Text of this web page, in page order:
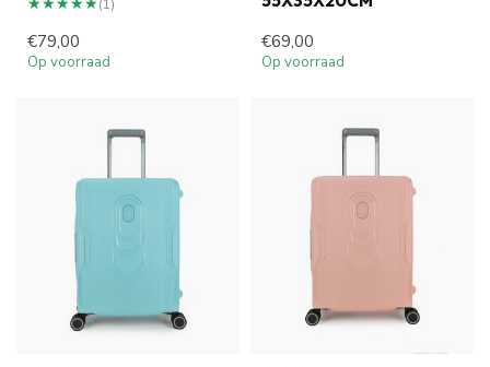
(1)
€79,00
Op voorraad
€69,00
Op voorraad